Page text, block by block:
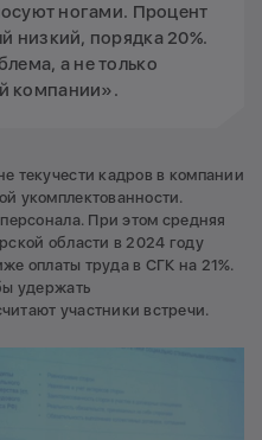
ногами. Процент
низкий, порядка 20%.
а не только
компании».
текучести кадров в компании
укомплектованности.
При этом средняя
области в 2024 году
оплаты труда в СГК на 21%.
удержать
участники встречи.